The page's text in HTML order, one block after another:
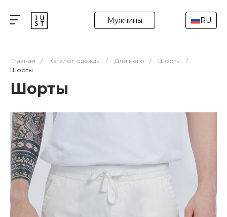
Мужчины RU
Главная / Каталог одежды / Для него / Шорты
/
Шорты
Шорты